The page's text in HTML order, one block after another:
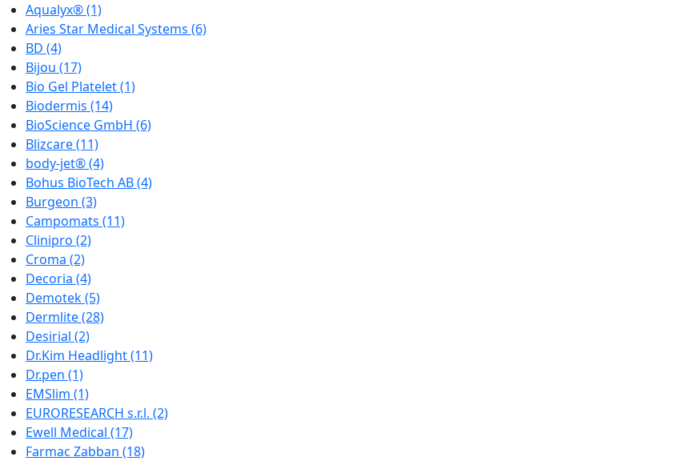
Aqualyx®(1)
Aries Star Medical Systems (6)
BD (4)
Bijou (17)
Bio Gel Platelet(1)
Biodermis (14)
BioScience GmbH (6)
Blizcare(11)
body-jet®(4)
Bohus BioTech AB(4)
Burgeon (3)
Campomats (11)
Clinipro (2)
Croma (2)
Decoria (4)
Demotek(5)
Dermlite(28)
Desirial (2)
Dr.Kim Headlight(11)
Dr.pen (1)
EMSlim (1)
EURORESEARCH s.r.l. (2)
Ewell Medical (17)
Farmac Zabban (18)